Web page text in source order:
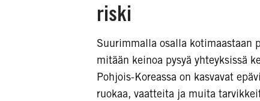
riski
Suurimmalla osalla kotimaastaan
mitään keinoa pysyä yhteyksissä
Pohjois-Koreassa on kasvavat
ruokaa, vaatteita ja muita